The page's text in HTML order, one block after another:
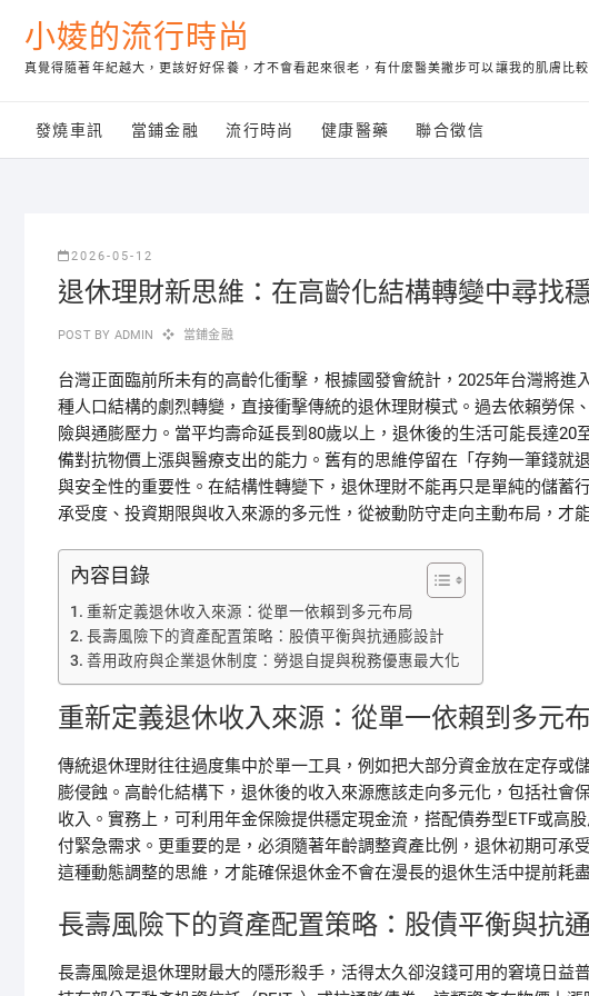
content
小婈的流行時尚
真覺得隨著年紀越大，更該好好保養，才不會看起來很老，有什麼醫美撇步可以讓我的肌膚比
發燒車訊 當鋪金融 流行時尚 健康醫藥 聯合徵信
2026-05-12
退休理財新思維：在高齡化結構轉變中尋找
POST BY ADMIN 當鋪金融
台灣正面臨前所未有的高齡化衝擊，根據國發會統計，2025年台灣將
種人口結構的劇烈轉變，直接衝擊傳統的退休理財模式。過去依賴勞保
險與通膨壓力。當平均壽命延長到80歲以上，退休後的生活可能長達
備對抗物價上漲與醫療支出的能力。舊有的思維停留在「存夠一筆錢就
與安全性的重要性。在結構性轉變下，退休理財不能再只是單純的儲蓄
承受度、投資期限與收入來源的多元性，從被動防守走向主動布局，才
內容目錄
重新定義退休收入來源：從單一依賴到多元布局
長壽風險下的資產配置策略：股債平衡與抗通膨設計
善用政府與企業退休制度：勞退自提與稅務優惠最大化
重新定義退休收入來源：從單一依賴到多元
傳統退休理財往往過度集中於單一工具，例如把大部分資金放在定存或
膨侵蝕。高齡化結構下，退休後的收入來源應該走向多元化，包括社會
收入。實務上，可利用年金保險提供穩定現金流，搭配債券型ETF或高
付緊急需求。更重要的是，必須隨著年齡調整資產比例，退休初期可承
這種動態調整的思維，才能確保退休金不會在漫長的退休生活中提前耗
長壽風險下的資產配置策略：股債平衡與抗
長壽風險是退休理財最大的隱形殺手，活得太久卻沒錢可用的窘境日益